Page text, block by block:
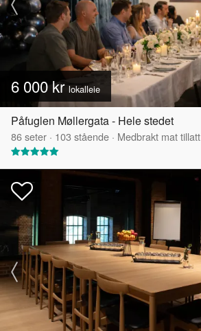
6 000 kr lokalleie
Påfuglen Møllergata - Hele stedet
86seter · 103 stående · Medbrakt mat tillatt